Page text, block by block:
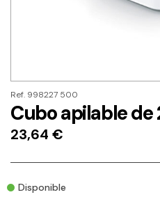
Ref. 998227 500
Cubo apilable
23,64 €
Disponible